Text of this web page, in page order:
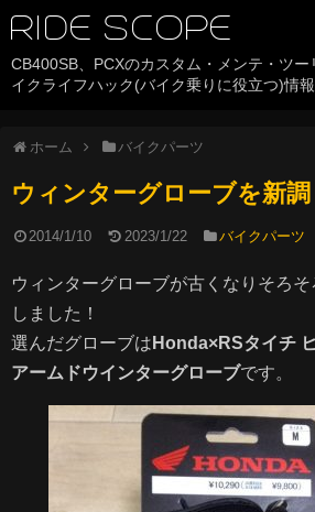
RIDE SCOPE
CB400SB、PCXのカスタム・メンテ・ツ
イクライフハック(バイク乗りに役立つ)情報
ホーム バイクパーツ
ウィンターグローブを新
2014/1/10 2023/1/22 バイクパーツ
ウィンターグローブが古くなりそろ
しました！
選んだグローブは Honda×RSタイチ
アームドウインターグローブです。
HOME
CB400SB
PCX
バイクライフハック
ツーリング
バイクパーツ
History
about RIDE SCOPE